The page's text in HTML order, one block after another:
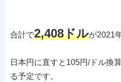
合計で2,408ドルが2021
日本円に直すと105円/ドル換
る予定です。